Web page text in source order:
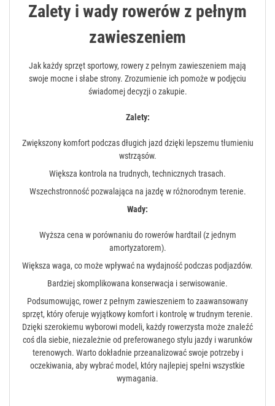
Zalety i wady rowerów z pełnym
zawieszeniem
Jak każdy sprzęt sportowy, rowery z pełnym zawieszeniem mają
swoje mocne i słabe strony. Zrozumienie ich pomoże w podjęciu
świadomej decyzji o zakupie.
Zalety:
Zwiększony komfort podczas długich jazd dzięki lepszemu tłumieniu
wstrząsów.
Większa kontrola na trudnych, technicznych trasach.
Wszechstronność pozwalająca na jazdę w różnorodnym terenie.
Wady:
Wyższa cena w porównaniu do rowerów hardtail (z jednym
amortyzatorem).
Większa waga, co może wpływać na wydajność podczas podjazdów.
Bardziej skomplikowana konserwacja i serwisowanie.
Podsumowując, rower z pełnym zawieszeniem to zaawansowany
sprzęt, który oferuje wyjątkowy komfort i kontrolę w trudnym terenie.
Dzięki szerokiemu wyborowi modeli, każdy rowerzysta może znaleźć
coś dla siebie, niezależnie od preferowanego stylu jazdy i warunków
terenowych. Warto dokładnie przeanalizować swoje potrzeby i
oczekiwania, aby wybrać model, który najlepiej spełni wszystkie
wymagania.